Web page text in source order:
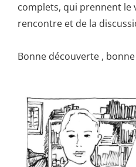
complets, qui prennent le
rencontre et de la
Bonne découverte ,